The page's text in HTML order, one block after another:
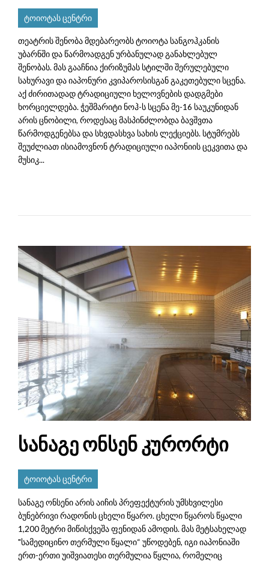
ტოიოტას ცენტრი
თეატრის შენობა მდებარეობს ტოიოტა სანგოჰკანის
უბარნში და წარმოადგენ ურბანულად განახლებულ
შენობას. მას გააჩნია ქირიზუმას სტილში შერულებული
სახურავი და იაპონური კვიპაროსისგან გაკეთებული სცენა.
აქ ძირითადად ტრადიციული ხელოვნების დადგმები
ხორციელდება. ჭეშმარიტი ნოჰ-ს სცენა მე-16 საუკუნიდან
არის ცნობილი, როდესაც მასპინძლობდა ბავშვთა
წარმოდგენებსა და სხვდასხვა სახის ლექციებს. სტუმრებს
შეუძლიათ ისიამოვნონ ტრადიციული იაპონიის ცეკვითა და
მუსიკ...
სანაგე ონსენ კურორტი
ტოიოტას ცენტრი
სანაგე ონსენი არის აიჩის პრეფექტურის უმსხვილესი
ბუნებრივი რადონის ცხელი წყარო. ცხელი წყაროს წყალი
1,200 მეტრი მიწისქვეშა ფენიდან ამოდის. მას მეტსახელად
"სამედიცინო თერმული წყალი“ უწოდებენ, იგი იაპონიაში
ერთ-ერთი უიშვიათესი თერმულია წყლია, რომელიც